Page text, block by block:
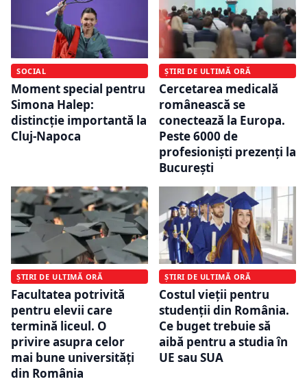
SOCIAL
Moment special pentru
Simona Halep:
distincție importantă la
Cluj-Napoca
ȘTIRI DE ULTIMĂ ORĂ
Cercetarea medicală
românească se
conectează la Europa.
Peste 6000 de
profesioniști prezenți la
București
ȘTIRI DE ULTIMĂ ORĂ
Facultatea potrivită
pentru elevii care
termină liceul. O
privire asupra celor
mai bune universități
din România
ȘTIRI DE ULTIMĂ ORĂ
Costul vieții pentru
studenții din România.
Ce buget trebuie să
aibă pentru a studia în
UE sau SUA